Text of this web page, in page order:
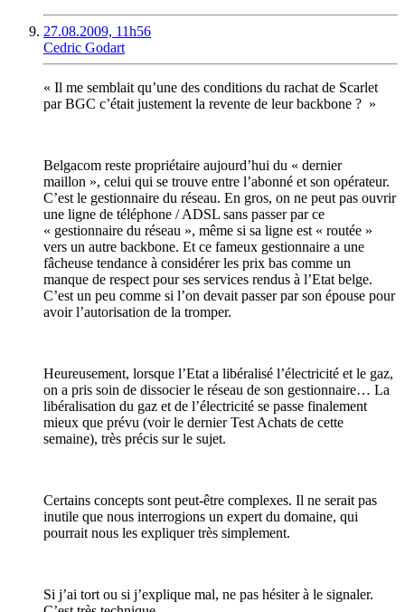
27.08.2009, 11h56
Cedric Godart
« Il me semblait qu’une des conditions du rachat de Scarlet
par BGC c’était justement la revente de leur backbone ? »
Belgacom reste propriétaire aujourd’hui du « dernier
maillon », celui qui se trouve entre l’abonné et son opérateur.
C’est le gestionnaire du réseau. En gros, on ne peut pas ouvrir
une ligne de téléphone / ADSL sans passer par ce
« gestionnaire du réseau », même si sa ligne est « routée »
vers un autre backbone. Et ce fameux gestionnaire a une
fâcheuse tendance à considérer les prix bas comme un
manque de respect pour ses services rendus à l’Etat belge.
C’est un peu comme si l’on devait passer par son épouse pour
avoir l’autorisation de la tromper.
Heureusement, lorsque l’Etat a libéralisé l’électricité et le gaz,
on a pris soin de dissocier le réseau de son gestionnaire… La
libéralisation du gaz et de l’électricité se passe finalement
mieux que prévu (voir le dernier Test Achats de cette
semaine), très précis sur le sujet.
Certains concepts sont peut-être complexes. Il ne serait pas
inutile que nous interrogions un expert du domaine, qui
pourrait nous les expliquer très simplement.
Si j’ai tort ou si j’explique mal, ne pas hésiter à le signaler.